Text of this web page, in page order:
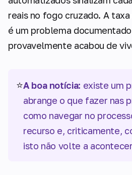
reais no fogo cruzado. A
é um problema
provavelmente acabou de
⭐A boa notícia: existe um
abrange o que fazer nas
como navegar no
recurso e, criticamente,
isto não volte a